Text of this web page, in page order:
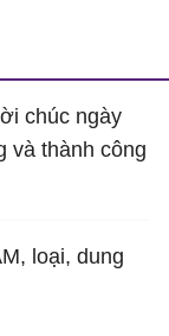
chúc ngày
và thành công
loại, dung